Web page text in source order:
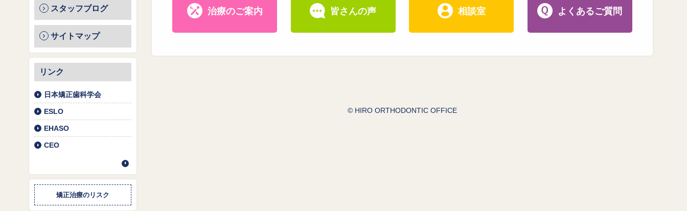
スタッフブログ
サイトマップ
リンク
日本矯正歯科学会
ESLO
EHASO
CEO
矯正治療のリスク
治療のご案内 皆さんの声 相談室 よくあるご質問
© HIRO ORTHODONTIC OFFICE